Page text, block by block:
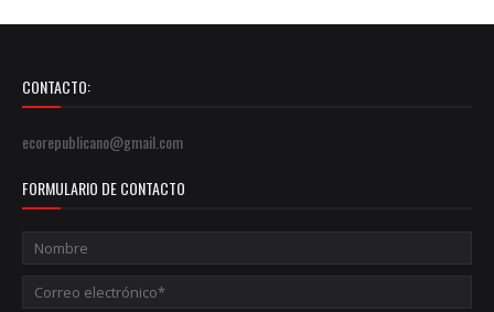
CONTACTO:
ecorepublicano@gmail.com
FORMULARIO DE CONTACTO